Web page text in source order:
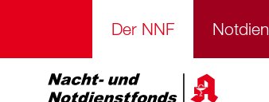
Der NNF